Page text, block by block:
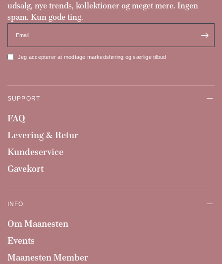
udsalg, nye trends, kollektioner og meget mere. Ingen
spam. Kun gode ting.
Email
Jeg accepterer at modtage markedsføring og særlige tilbud
SUPPORT
FAQ
Levering & Retur
Kundeservice
Gavekort
INFO
Om Maanesten
Events
Maanesten Member